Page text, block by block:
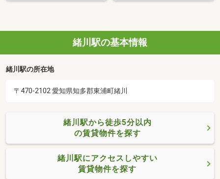
緒川駅の基本情報
緒川駅の所在地
〒470-2102 愛知県知多郡東浦町緒川
緒川駅から徒歩5分以内
の賃貸物件を探す
緒川駅にアクセスしやすい
賃貸物件を探す